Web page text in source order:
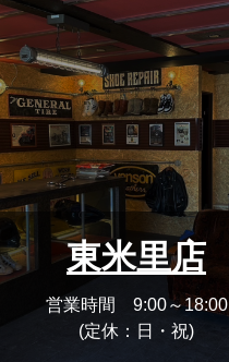
東米里店
営業時間 9:00～18:00
(定休：日・祝)